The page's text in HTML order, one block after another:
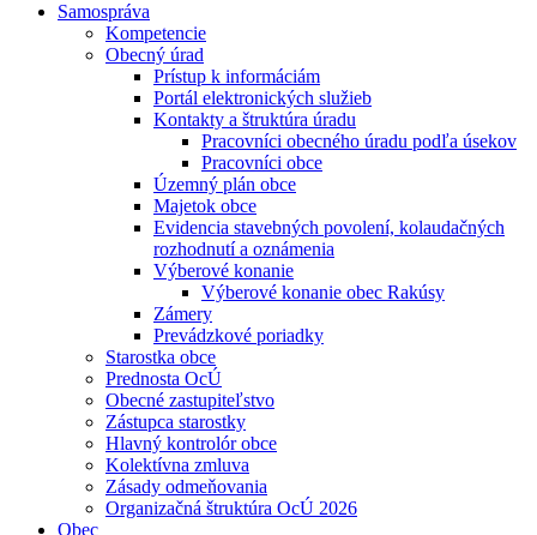
Samospráva
Kompetencie
Obecný úrad
Prístup k informáciám
Portál elektronických služieb
Kontakty a štruktúra úradu
Pracovníci obecného úradu podľa úsekov
Pracovníci obce
Územný plán obce
Majetok obce
Evidencia stavebných povolení, kolaudačných
rozhodnutí a oznámenia
Výberové konanie
Výberové konanie obec Rakúsy
Zámery
Prevádzkové poriadky
Starostka obce
Prednosta OcÚ
Obecné zastupiteľstvo
Zástupca starostky
Hlavný kontrolór obce
Kolektívna zmluva
Zásady odmeňovania
Organizačná štruktúra OcÚ 2026
Obec